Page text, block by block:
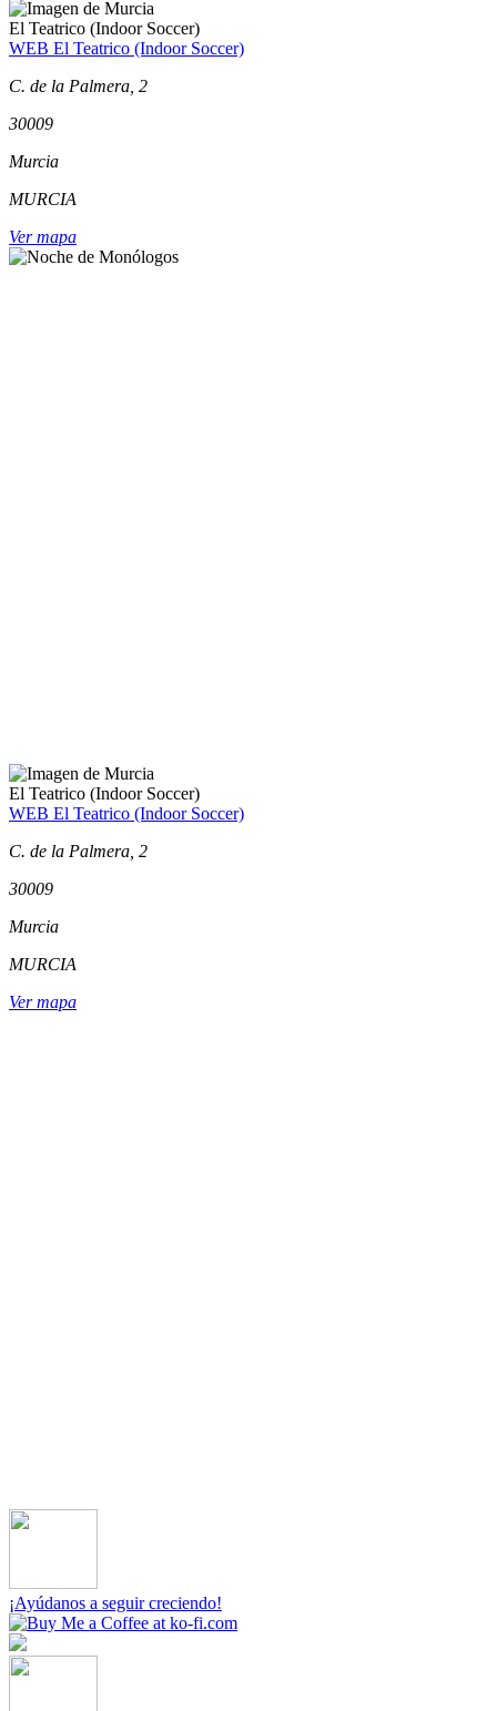
El Teatrico (Indoor Soccer)
WEB El Teatrico (Indoor Soccer)
C. de la Palmera, 2
30009
Murcia
MURCIA
Ver mapa
El Teatrico (Indoor Soccer)
WEB El Teatrico (Indoor Soccer)
C. de la Palmera, 2
30009
Murcia
MURCIA
Ver mapa
¡Ayúdanos a seguir creciendo!